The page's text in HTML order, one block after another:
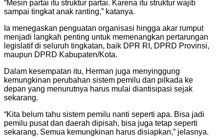
“Mesin partai itu struktur partai. Karena itu struktur wajib
sampai tingkat anak ranting,” katanya.
Ia menegaskan penguatan organisasi hingga akar rumput
menjadi langkah penting untuk memenangkan pertarungan
legislatif di seluruh tingkatan, baik DPR RI, DPRD Provinsi,
maupun DPRD Kabupaten/Kota.
Dalam kesempatan itu, Herman juga menyinggung
kemungkinan perubahan sistem pemilu dan pilkada ke
depan yang menurutnya harus mulai diantisipasi sejak
sekarang.
“Kita belum tahu sistem pemilu nanti seperti apa. Bisa jadi
pemilu pusat dan daerah dipisah, bisa juga tetap seperti
sekarang. Semua kemungkinan harus disiapkan,” jelasnya.